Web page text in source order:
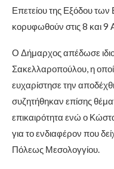
Επετείου της Εξόδου
κορυφωθούν στις 8 και 9
Ο Δήμαρχος απέδωσε
Σακελλαροπούλου, η
ευχαρίστησε την
συζητήθηκαν επίσης
επικαιρότητα ενώ ο
για το ενδιαφέρον που
Πόλεως Μεσολογγίου.